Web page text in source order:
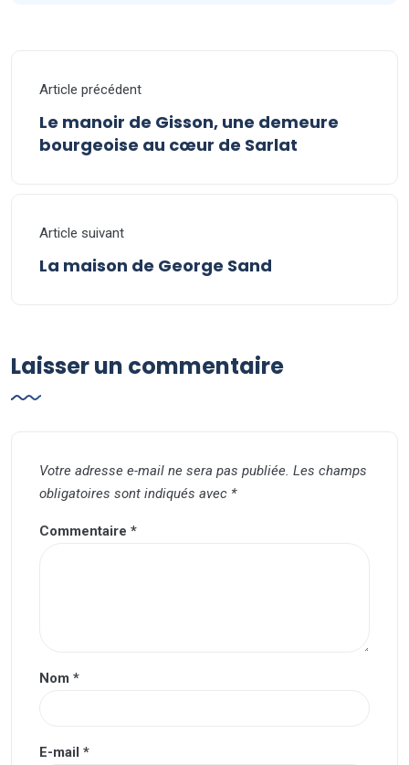
Article précédent
Le manoir de Gisson, une demeure
bourgeoise au cœur de Sarlat
Article suivant
La maison de George Sand
Laisser un commentaire
Votre adresse e-mail ne sera pas publiée. Les champs
obligatoires sont indiqués avec *
Commentaire *
Nom *
E-mail *